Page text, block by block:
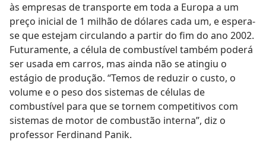
às empresas de transporte em toda a Europa a um
preço inicial de 1 milhão de dólares cada um, e espera-
se que estejam circulando a partir do fim do ano 2002.
Futuramente, a célula de combustível também poderá
ser usada em carros, mas ainda não se atingiu o
estágio de produção. “Temos de reduzir o custo, o
volume e o peso dos sistemas de células de
combustível para que se tornem competitivos com
sistemas de motor de combustão interna”, diz o
professor Ferdinand Panik.